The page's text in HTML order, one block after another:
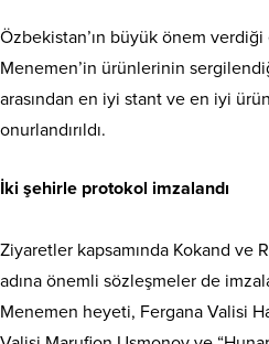
Özbekistan’ın büyük önem
Menemen’in ürünlerinin
arasından en iyi stant ve en iyi
onurlandırıldı.
İki şehirle protokol imzalandı
Ziyaretler kapsamında Kokand ve
adına önemli sözleşmeler de
Menemen heyeti, Fergana Valisi